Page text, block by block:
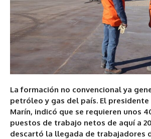
La formación no convencional ya
petróleo y gas del país. El presidente
Marín, indicó que se requieren unos
puestos de trabajo netos de aquí a
descartó la llegada de trabajadores